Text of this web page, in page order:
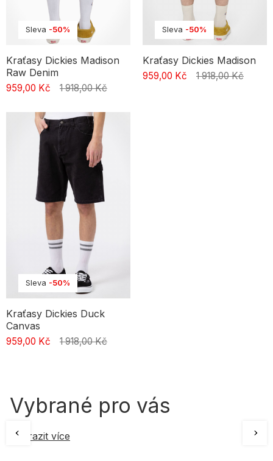
Sleva -50%
Kraťasy Dickies Madison
Raw Denim
959,00 Kč 1 918,00 Kč
Sleva -50%
Kraťasy Dickies Madison
959,00 Kč 1 918,00 Kč
Sleva -50%
Kraťasy Dickies Duck
Canvas
959,00 Kč 1 918,00 Kč
Vybrané pro vás
Zobrazit více